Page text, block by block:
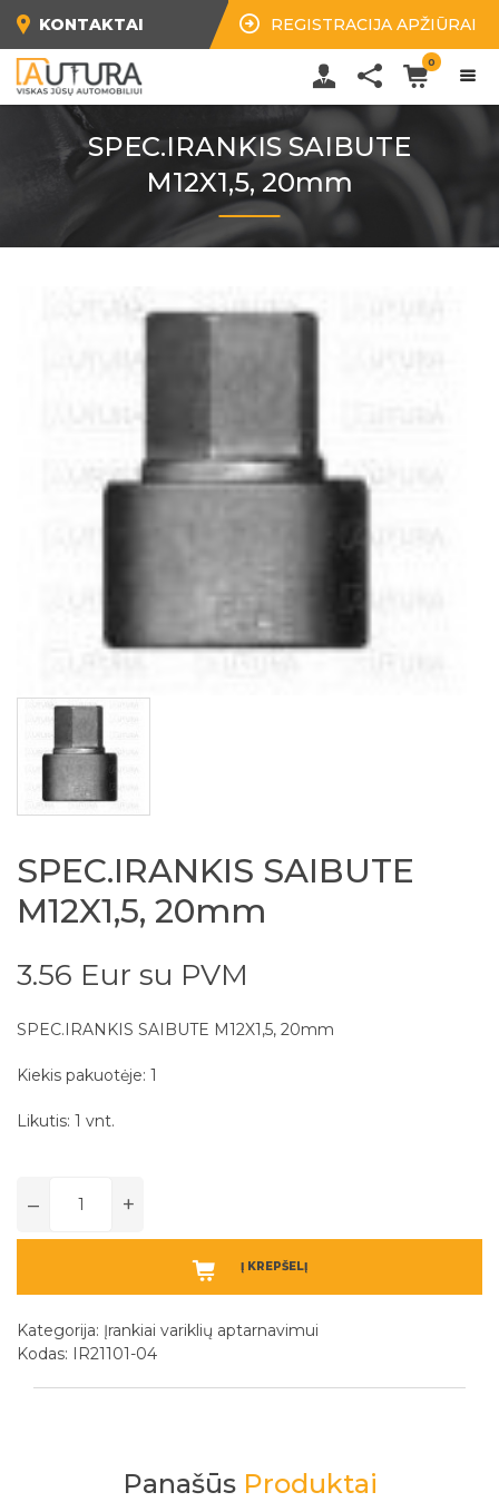
KONTAKTAI REGISTRACIJA APŽIŪRAI
0
SPEC.IRANKIS SAIBUTE
M12X1,5, 20mm
SPEC.IRANKIS SAIBUTE
M12X1,5, 20mm
3.56 Eur su PVM
SPEC.IRANKIS SAIBUTE M12X1,5, 20mm
Kiekis pakuotėje: 1
Likutis: 1 vnt.
– +
Į KREPŠELĮ
Kategorija: Įrankiai variklių aptarnavimui
Kodas: IR21101-04
Panašūs Produktai